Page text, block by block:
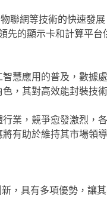
聯網等技術的快速發
先的顯示卡和計算平
慧應用的普及，數據
，其對高效能封裝技
行業，競爭愈發激烈，
有助於維持其市場領
，具有多項優勢，讓